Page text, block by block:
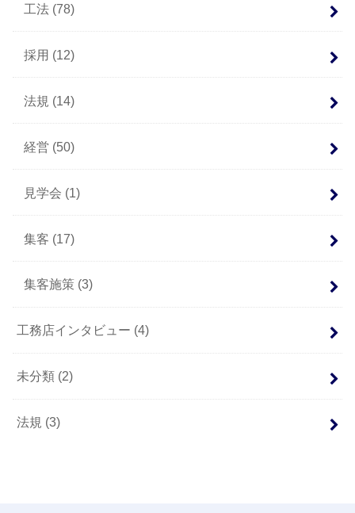
工法 (78)
採用 (12)
法規 (14)
経営 (50)
見学会 (1)
集客 (17)
集客施策 (3)
工務店インタビュー (4)
未分類 (2)
法規 (3)